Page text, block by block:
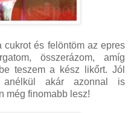
cukrot és felöntöm az epres
összerázom, amíg
teszem a kész likőrt. Jól
anélkül akár azonnal is
még finomabb lesz!